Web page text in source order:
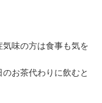
味の方は食事も気を
のお茶代わりに飲むと